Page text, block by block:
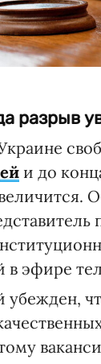
разрыв
и до
в эфире
убежден,